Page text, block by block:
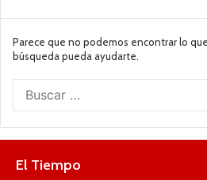
Parece que no podemos encontrar lo
búsqueda pueda ayudarte.
El Tiempo